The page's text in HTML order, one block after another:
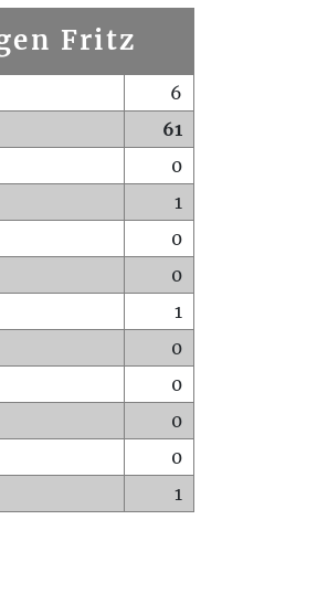
Fritz
6
61
0
1
0
0
1
0
0
0
0
1